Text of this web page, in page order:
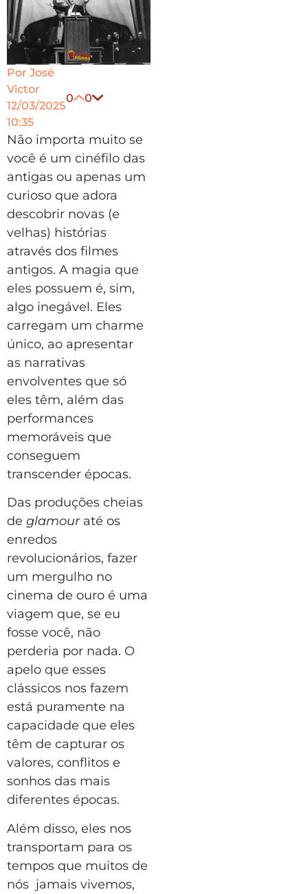
Por José
Victor
12/03/2025
10:35
0
0
Não importa muito se
você é um cinéfilo das
antigas ou apenas um
curioso que adora
descobrir novas (e
velhas) histórias
através dos filmes
antigos. A magia que
eles possuem é, sim,
algo inegável. Eles
carregam um charme
único, ao apresentar
as narrativas
envolventes que só
eles têm, além das
performances
memoráveis que
conseguem
transcender épocas.
Das produções cheias
de glamour até os
enredos
revolucionários, fazer
um mergulho no
cinema de ouro é uma
viagem que, se eu
fosse você, não
perderia por nada. O
apelo que esses
clássicos nos fazem
está puramente na
capacidade que eles
têm de capturar os
valores, conflitos e
sonhos das mais
diferentes épocas.
Além disso, eles nos
transportam para os
tempos que muitos de
nós jamais vivemos,